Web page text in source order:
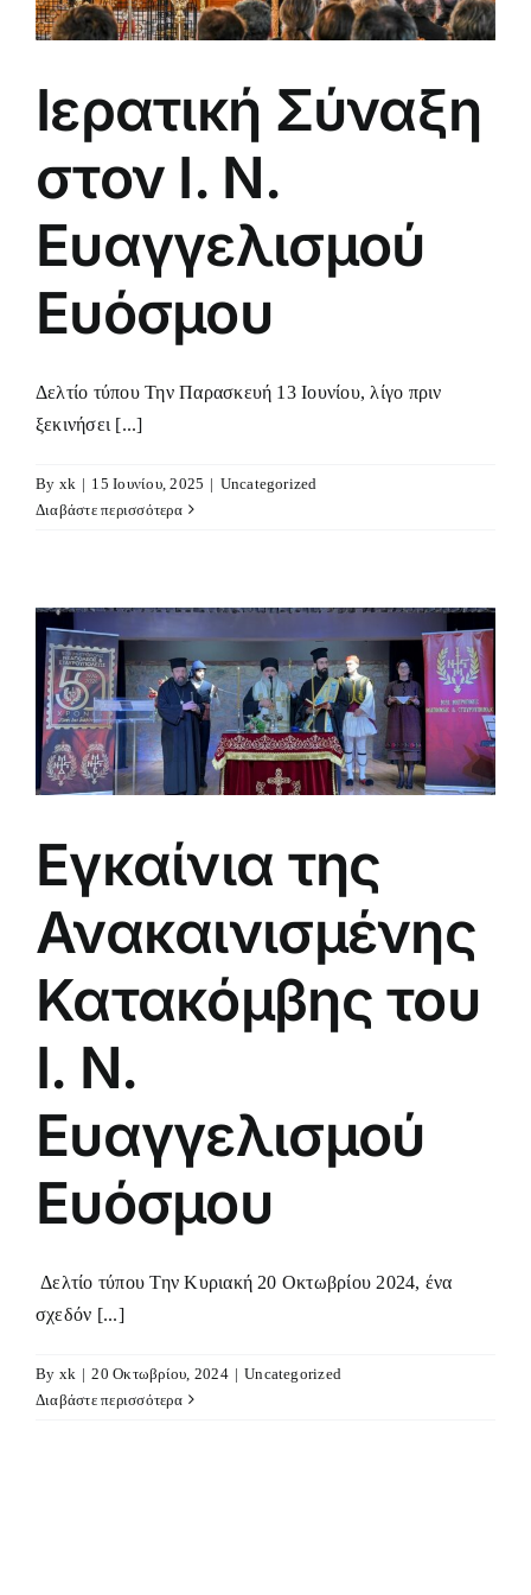
Ιερατική Σύναξη
στον Ι. Ν.
Ευαγγελισμού
Ευόσμου
Δελτίο τύπου Την Παρασκευή 13 Ιουνίου, λίγο πριν
ξεκινήσει [...]
By xk | 15 Ιουνίου, 2025 | Uncategorized
Διαβάστε περισσότερα
Εγκαίνια της
Ανακαινισμένης
Κατακόμβης του
Ι. Ν.
Ευαγγελισμού
Ευόσμου
Δελτίο τύπου Την Κυριακή 20 Οκτωβρίου 2024, ένα
σχεδόν [...]
By xk | 20 Οκτωβρίου, 2024 | Uncategorized
Διαβάστε περισσότερα